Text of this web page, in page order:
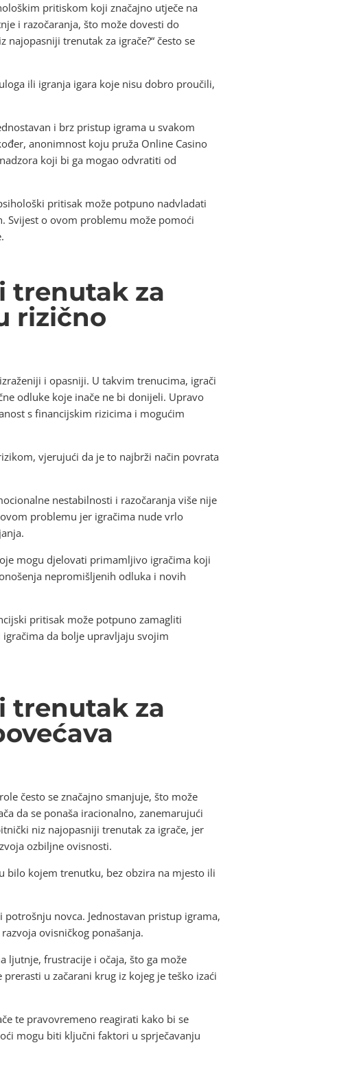
pritiskom koji značajno utječe na
i razočaranja, što može dovesti do
trenutak za igrače?“ često se
ili igranja igara koje nisu dobro proučili,
i brz pristup igrama u svakom
anonimnost koju pruža Online Casino
koji bi ga mogao odvratiti od
pritisak može potpuno nadvladati
Svijest o ovom problemu može pomoći
trenutak za
rizično
i opasniji. U takvim trenucima, igrači
odluke koje inače ne bi donijeli. Upravo
s financijskim rizicima i mogućim
vjerujući da je to najbrži način povrata
nestabilnosti i razočaranja više nije
problemu jer igračima nude vrlo
mogu djelovati primamljivo igračima koji
nepromišljenih odluka i novih
pritisak može potpuno zamagliti
da bolje upravljaju svojim
trenutak za
često se značajno smanjuje, što može
da se ponaša iracionalno, zanemarujući
niz najopasniji trenutak za igrače, jer
ozbiljne ovisnosti.
bilo kojem trenutku, bez obzira na mjesto ili
novca. Jednostavan pristup igrama,
ovisničkog ponašanja.
ljutnje, frustracije i očaja, što ga može
u začarani krug iz kojeg je teško izaći
te pravovremeno reagirati kako bi se
mogu biti ključni faktori u sprječavanju